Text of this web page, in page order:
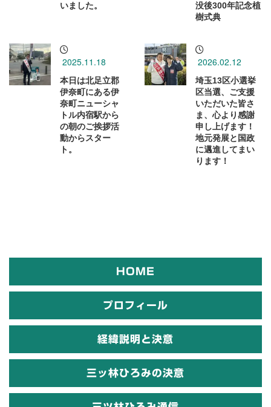
いました。
没後300年記念植
樹式典
2025.11.18
本日は北足立郡
伊奈町にある伊
奈町ニューシャ
トル内宿駅から
の朝のご挨拶活
動からスター
ト。
2026.02.12
埼玉13区小選挙
区当選、ご支援
いただいた皆さ
ま、心より感謝
申し上げます！
地元発展と国政
に邁進してまい
ります！
HOME
プロフィール
経緯説明と決意
三ッ林ひろみの決意